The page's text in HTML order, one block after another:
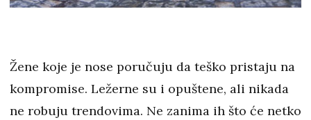
Žene koje je nose poručuju da teško pristaju na
kompromise. Ležerne su i opuštene, ali nikada
ne robuju trendovima. Ne zanima ih što će netko